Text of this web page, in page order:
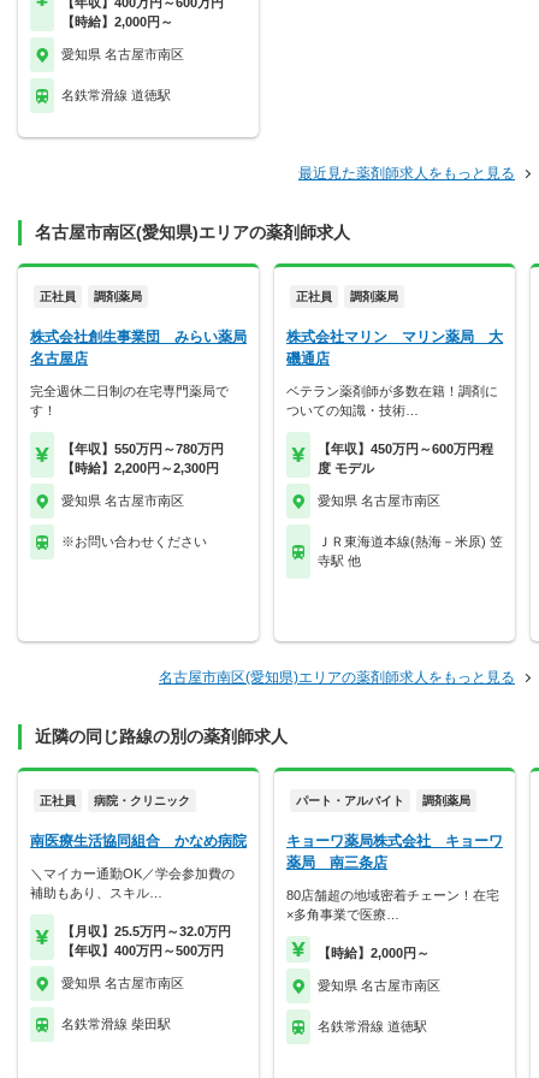
【年収】400万円～600万円
【時給】2,000円～
愛知県 名古屋市南区
名鉄常滑線 道徳駅
最近見た薬剤師求人をもっと見る
名古屋市南区(愛知県)エリアの薬剤師求人
正社員 調剤薬局
株式会社創生事業団 みらい薬局
名古屋店
完全週休二日制の在宅専門薬局で
す！
【年収】550万円～780万円
【時給】2,200円～2,300円
愛知県 名古屋市南区
※お問い合わせください
正社員 調剤薬局
株式会社マリン マリン薬局 大
磯通店
ベテラン薬剤師が多数在籍！調剤に
ついての知識・技術…
【年収】450万円～600万円程
度 モデル
愛知県 名古屋市南区
ＪＲ東海道本線(熱海－米原) 笠
寺駅 他
名古屋市南区(愛知県)エリアの薬剤師求人をもっと見る
近隣の同じ路線の別の薬剤師求人
正社員 病院・クリニック
南医療生活協同組合 かなめ病院
＼マイカー通勤OK／学会参加費の
補助もあり、スキル…
【月収】25.5万円～32.0万円
【年収】400万円～500万円
愛知県 名古屋市南区
名鉄常滑線 柴田駅
パート・アルバイト 調剤薬局
キョーワ薬局株式会社 キョーワ
薬局 南三条店
80店舗超の地域密着チェーン！在宅
×多角事業で医療…
【時給】2,000円～
愛知県 名古屋市南区
名鉄常滑線 道徳駅